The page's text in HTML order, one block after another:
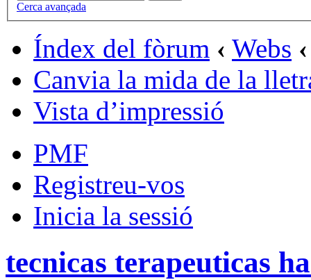
Cerca avançada
Índex del fòrum ‹ Webs ‹
Canvia la mida de la
Vista d’impressió
PMF
Registreu-vos
Inicia la sessió
tecnicas terapeuticas